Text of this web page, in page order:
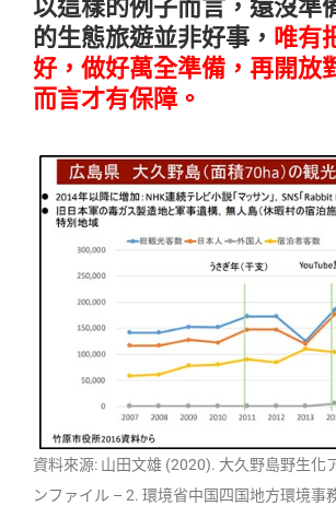
以這樣的例子而言，還沒準
的生態旅遊並非好事， 唯有
好，做好萬全準備，再開放
而言才有保障。
資料來源: 山田文雄 (2020). 大久野島野生化
ンファイル – 2. 環境省中国四国地方環境事